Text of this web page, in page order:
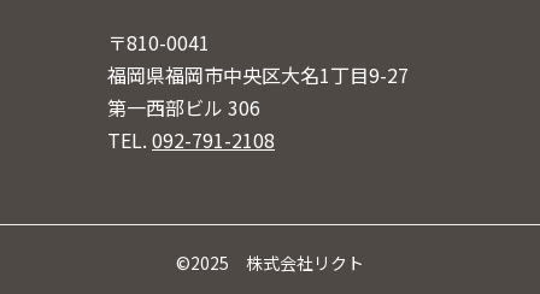
〒810-0041
福岡県福岡市中央区大名1丁目9-27
第一西部ビル 306
TEL.092-791-2108
©2025 株式会社リクト